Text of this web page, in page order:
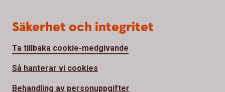
Säkerhet och integritet
Ta tillbaka cookie-medgivande
Så hanterar vi cookies
Behandling av personuppgifter